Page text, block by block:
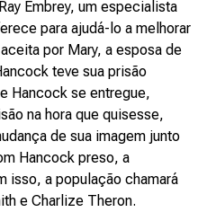
Embrey, um especialista
para ajudá-lo a melhorar
por Mary, a esposa de
teve sua prisão
Hancock se entregue,
na hora que quisesse,
de sua imagem junto
Hancock preso, a
isso, a população chamará
e Charlize Theron.